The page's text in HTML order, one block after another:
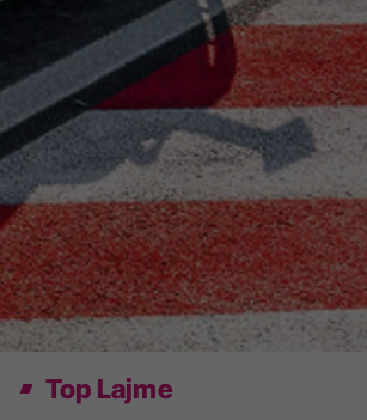
Top Lajme